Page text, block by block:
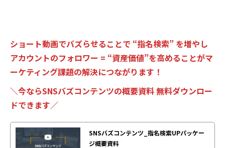
ショート動画でバズらせることで “指名検索” を増やし
アカウントのフォロワー = “資産価値”を高めることがマ
ーケティング課題の解決につながります！
＼今ならSNSバズコンテンツの概要資料 無料ダウンロー
ドできます／